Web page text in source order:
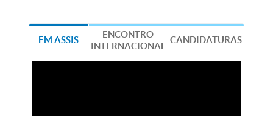
EM ASSIS
ENCONTRO
INTERNACIONAL
CANDIDATURAS